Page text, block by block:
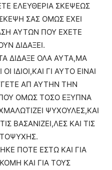
ΕΛΕΥΘΕΡΙΑ ΣΚΕΨΕΩΣ
ΣΑΣ ΟΜΩΣ ΕΧΕΙ
ΑΥΤΩΝ ΠΟΥ ΕΧΕΤΕ
ΔΙΔΑΞΕΙ.
ΔΙΔΑΞΕ ΟΛΑ ΑΥΤΑ,ΜΑ
ΟΙ ΙΔΙΟΙ,ΚΑΙ ΓΙ ΑΥΤΟ ΕΙΝΑΙ
ΑΠ ΑΥΤΗΝ ΤΗΝ
ΟΜΩΣ ΤΟΣΟ ΕΞΥΠΝΑ
ΨΥΧΟΥΛΕΣ,ΚΑΙ
ΒΑΣΑΝΙΖΕΙ,ΛΕΣ ΚΑΙ ΤΙΣ
ΠΟΤΕ ΕΣΤΩ ΚΑΙ ΓΙΑ
ΚΑΙ ΓΙΑ ΤΟΥΣ